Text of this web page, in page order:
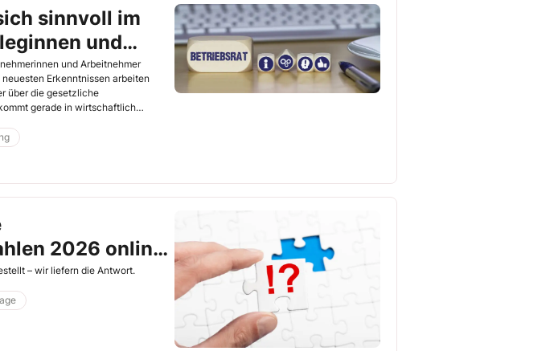
sinnvoll im
und
und Arbeitnehmer
Erkenntnissen arbeiten
über die gesetzliche
gerade in wirtschaftlich
Gesund ist das zumindest
Ihre Kolleginnen und Kollegen
nehmen Sie Einfluss. Wie? Das
2026 online
– wir liefern die Antwort.